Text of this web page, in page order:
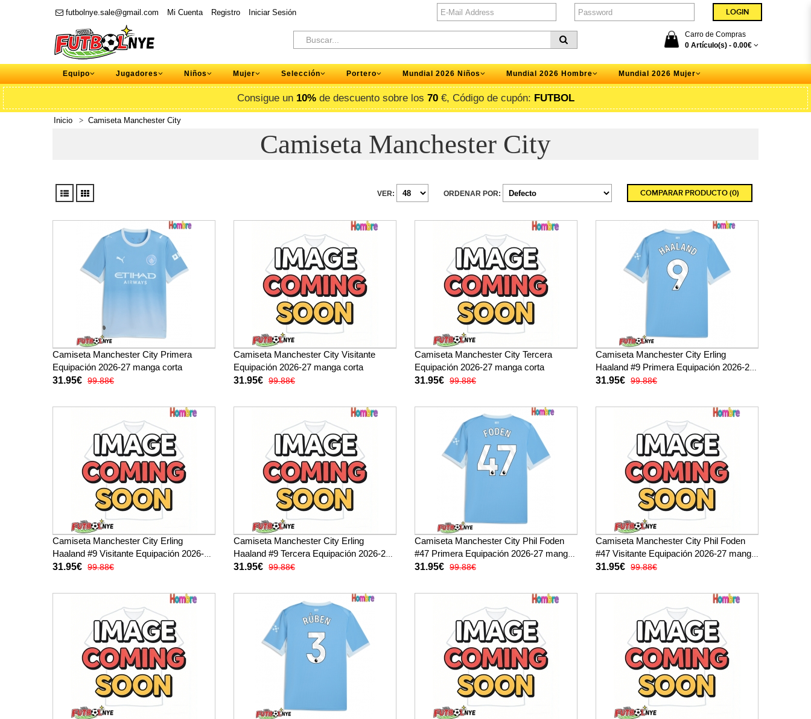
futbolnye.sale@gmail.com Mi Cuenta Registro Iniciar Sesión
Carro de Compras
0 Artículo(s) - 0.00€
Equipo Jugadores Niños Mujer Selección Portero Mundial 2026 Niños Mundial 2026 Hombre Mundial 2026 Mujer
Consigue un 10%de descuento sobre los 70€, Código de cupón: FUTBOL
Inicio Camiseta Manchester City
Camiseta Manchester City
COMPARAR PRODUCTO (0)
ORDENAR POR:
VER:
Camiseta Manchester City Primera
Equipación 2026-27 manga corta
31.95€ 99.88€
Camiseta Manchester City Visitante
Equipación 2026-27 manga corta
31.95€ 99.88€
Camiseta Manchester City Tercera
Equipación 2026-27 manga corta
31.95€ 99.88€
Camiseta Manchester City Erling
Haaland #9 Primera Equipación 2026-27
manga corta
31.95€ 99.88€
Camiseta Manchester City Erling
Haaland #9 Visitante Equipación 2026-27
manga corta
31.95€ 99.88€
Camiseta Manchester City Erling
Haaland #9 Tercera Equipación 2026-27
manga corta
31.95€ 99.88€
Camiseta Manchester City Phil Foden
#47 Primera Equipación 2026-27 manga
corta
31.95€ 99.88€
Camiseta Manchester City Phil Foden
#47 Visitante Equipación 2026-27 manga
corta
31.95€ 99.88€